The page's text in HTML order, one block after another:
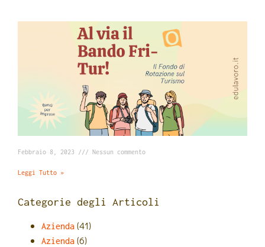
Febbraio 8, 2023 Nessun commento
Leggi Tutto »
Categorie degli Articoli
Azienda (41)
Azienda (6)